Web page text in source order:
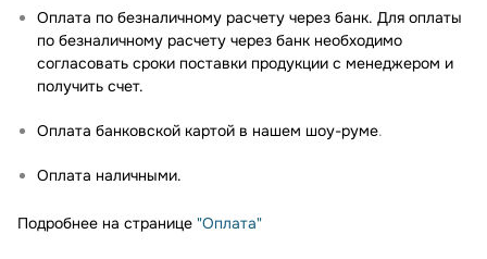
Оплата по безналичному расчету через банк. Для оплаты
по безналичному расчету через банк необходимо
согласовать сроки поставки продукции с менеджером и
получить счет.
Оплата банковской картой в нашем шоу-руме.
Оплата наличными.
Подробнее на странице "Оплата"